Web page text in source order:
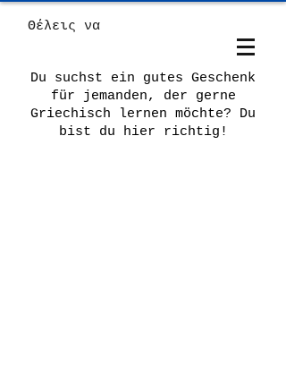
Θέλεις να
Du suchst ein gutes Geschenk
für jemanden, der gerne
Griechisch lernen möchte? Du
bist du hier richtig!